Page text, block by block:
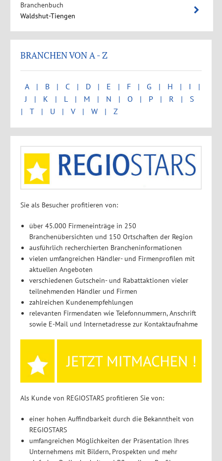
Branchenbuch
Waldshut-Tiengen
BRANCHEN VON A - Z
A B C D E F G H
I
J
K L M N O P R
S
T
U V W Z
Sie als Besucher profitieren von:
über 45.000 Firmeneinträge in 250
Branchenübersichten und 150 Ortschaften der Region
ausführlich recherchierten Brancheninformationen
vielen umfangreichen Händler- und Firmenprofilen mit
aktuellen Angeboten
verschiedenen Gutschein- und Rabattaktionen vieler
teilnehmenden Händler und Firmen
zahlreichen Kundenempfehlungen
relevanten Firmendaten wie Telefonnummern, Anschrift
sowie E-Mail und Internetadresse zur Kontaktaufnahme
Als Kunde von REGIOSTARS profitieren Sie von:
einer hohen Auffindbarkeit durch die Bekanntheit von
REGIOSTARS
umfangreichen Möglichkeiten der Präsentation Ihres
Unternehmens mit Bildern, Prospekten und mehr